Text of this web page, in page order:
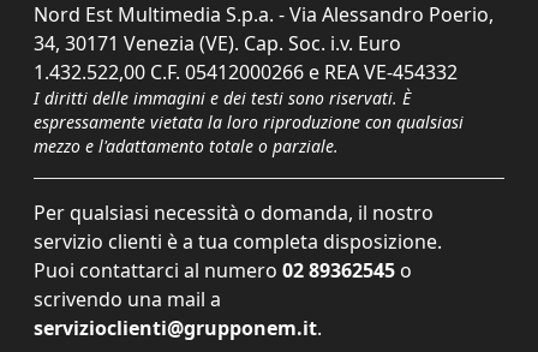
Nord Est Multimedia S.p.a. - Via Alessandro Poerio,
34, 30171 Venezia (VE). Cap. Soc. i.v. Euro
1.432.522,00 C.F. 05412000266 e REA VE-454332
I diritti delle immagini e dei testi sono riservati. È
espressamente vietata la loro riproduzione con qualsiasi
mezzo e l'adattamento totale o parziale.
Per qualsiasi necessità o domanda, il nostro
servizio clienti è a tua completa disposizione.
Puoi contattarci al numero 02 89362545 o
scrivendo una mail a
servizioclienti@grupponem.it.